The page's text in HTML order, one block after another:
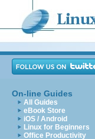
On-line Guides
All Guides
eBook Store
iOS / Android
Linux for Beginners
Office Productivity